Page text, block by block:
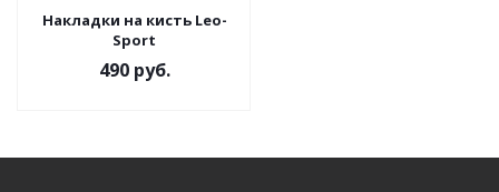
Накладки на кисть Leo-
Sport
490руб.